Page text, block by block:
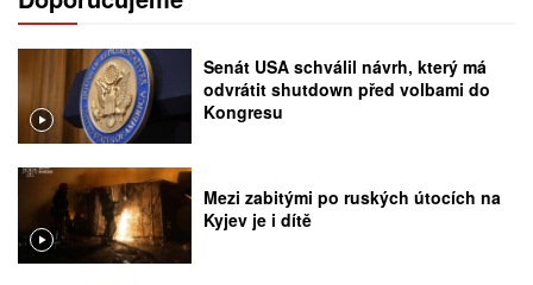
Senát USA schválil návrh, který má
odvrátit shutdown před volbami do
Kongresu
Mezi zabitými po ruských útocích na
Kyjev je i dítě